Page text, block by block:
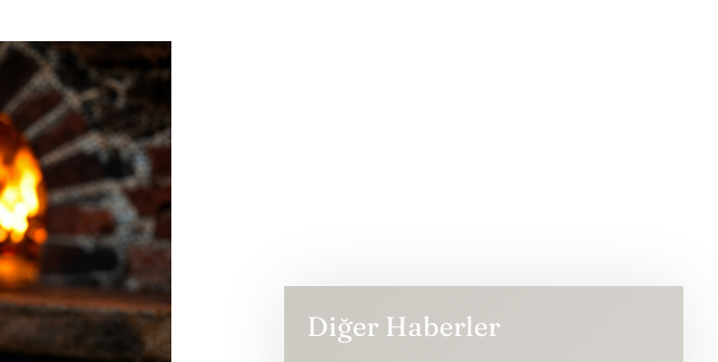
Diğer Haberler